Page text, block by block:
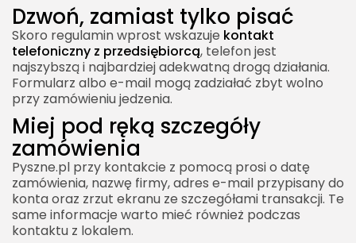
Dzwoń, zamiast tylko pisać
Skoro regulamin wprost wskazuje kontakt
telefoniczny z przedsiębiorcą, telefon jest
najszybszą i najbardziej adekwatną drogą działania.
Formularz albo e-mail mogą zadziałać zbyt wolno
przy zamówieniu jedzenia.
Miej pod ręką szczegóły
zamówienia
Pyszne.pl przy kontakcie z pomocą prosi o datę
zamówienia, nazwę firmy, adres e-mail przypisany do
konta oraz zrzut ekranu ze szczegółami transakcji. Te
same informacje warto mieć również podczas
kontaktu z lokalem.